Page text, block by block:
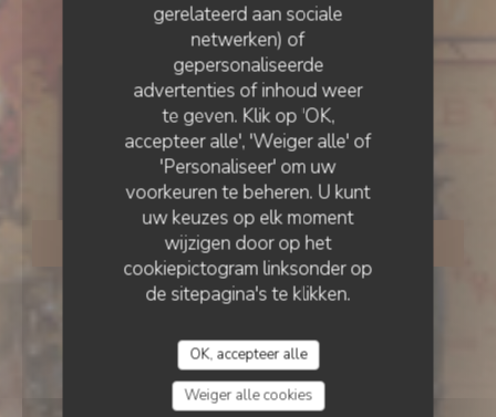
gerelateerd aan sociale
netwerken) of
gepersonaliseerde
advertenties of inhoud weer
te geven. Klik op 'OK,
accepteer alle', 'Weiger alle' of
'Personaliseer' om uw
voorkeuren te beheren. U kunt
uw keuzes op elk moment
wijzigen door op het
cookiepictogram linksonder op
de sitepagina's te klikken.
OK, accepteer alle
Weiger alle cookies
Estaminet La CH’TITE
Brigitte rue des Bouchers
LILLE
RESERVEER EEN TAFEL